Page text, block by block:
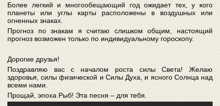
Более легкий и многообещающий год ожидает тех, у кого
планеты или углы карты расположены в воздушных или
огненных знаках.
Прогноз по знакам я считаю слишком общим, настоящий
прогноз возможен только по индивидуальному гороскопу.
Дорогие друзья!
Поздравляю вас с началом роста силы Света! Желаю
здоровья, силы физической и Силы Духа, и ясного Солнца над
всеми нами.
Прощай, эпоха Рыб! Эта песня – для тебя.